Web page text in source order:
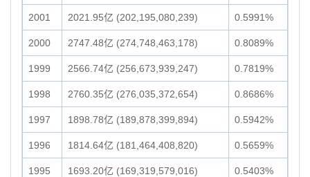
2001 2021.95亿 (202,195,080,239) 0.5991%
2000 2747.48亿 (274,748,463,178) 0.8089%
1999 2566.74亿 (256,673,939,247) 0.7819%
1998 2760.35亿 (276,035,372,654) 0.8686%
1997 1898.78亿 (189,878,399,894) 0.5942%
1996 1814.64亿 (181,464,408,820) 0.5659%
1995 1693.20亿 (169,319,579,016) 0.5403%